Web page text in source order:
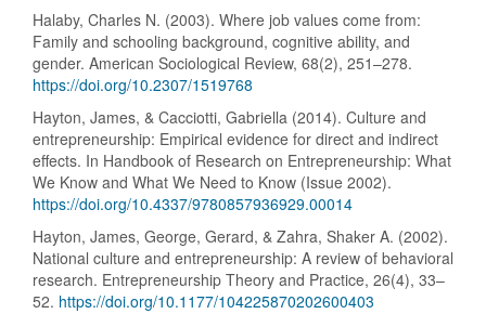
Halaby, Charles N. (2003). Where job values come from:
Family and schooling background, cognitive ability, and
gender. American Sociological Review, 68(2), 251–278.
https://doi.org/10.2307/1519768
Hayton, James, & Cacciotti, Gabriella (2014). Culture and
entrepreneurship: Empirical evidence for direct and indirect
effects. In Handbook of Research on Entrepreneurship: What
We Know and What We Need to Know (Issue 2002).
https://doi.org/10.4337/9780857936929.00014
Hayton, James, George, Gerard, & Zahra, Shaker A. (2002).
National culture and entrepreneurship: A review of behavioral
research. Entrepreneurship Theory and Practice, 26(4), 33–
52. https://doi.org/10.1177/104225870202600403